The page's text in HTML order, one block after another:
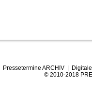
Pressetermine ARCHIV|
© 2010-2018